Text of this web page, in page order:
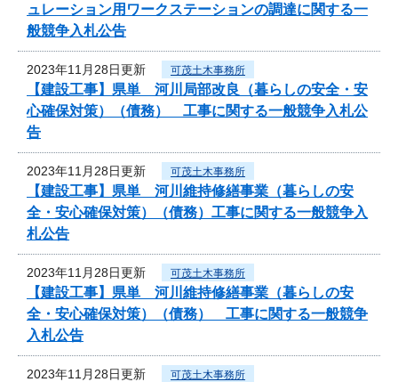
ュレーション用ワークステーションの調達に関する一
般競争入札公告
2023年11月28日更新 可茂土木事務所
【建設工事】県単 河川局部改良（暮らしの安全・安
心確保対策）（債務） 工事に関する一般競争入札公
告
2023年11月28日更新 可茂土木事務所
【建設工事】県単 河川維持修繕事業（暮らしの安
全・安心確保対策）（債務）工事に関する一般競争入
札公告
2023年11月28日更新 可茂土木事務所
【建設工事】県単 河川維持修繕事業（暮らしの安
全・安心確保対策）（債務） 工事に関する一般競争
入札公告
2023年11月28日更新 可茂土木事務所